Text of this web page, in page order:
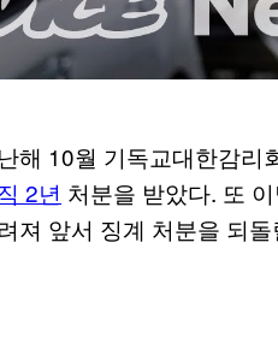
해 10월 기독교대한감리
2년 처분을 받았다. 또
져 앞서 징계 처분을 되